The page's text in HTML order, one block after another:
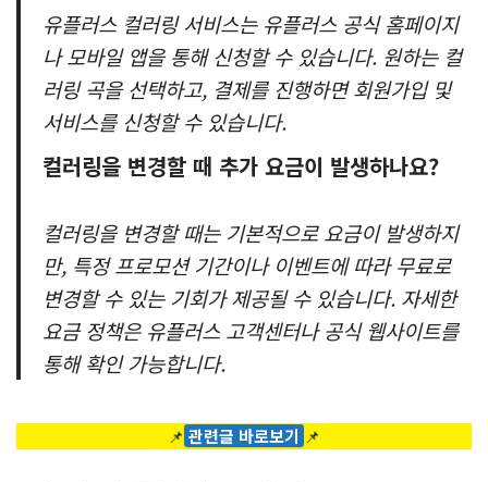
유플러스 컬러링 서비스는 유플러스 공식 홈페이지
나 모바일 앱을 통해 신청할 수 있습니다. 원하는 컬
러링 곡을 선택하고, 결제를 진행하면 회원가입 및
서비스를 신청할 수 있습니다.
컬러링을 변경할 때 추가 요금이 발생하나요?
컬러링을 변경할 때는 기본적으로 요금이 발생하지
만, 특정 프로모션 기간이나 이벤트에 따라 무료로
변경할 수 있는 기회가 제공될 수 있습니다. 자세한
요금 정책은 유플러스 고객센터나 공식 웹사이트를
통해 확인 가능합니다.
📌 관련글 바로보기 📌